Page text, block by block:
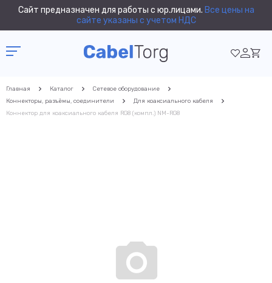
Сайт предназначен для работы с юр.лицами. Все цены на
сайте указаны с учетом НДС
Главная Каталог
Сетевое оборудование
Коннекторы, разъёмы, соединители
Для коаксиального кабеля
Коннектор для коаксиального кабеля RG8 (компл.) NM-RG8